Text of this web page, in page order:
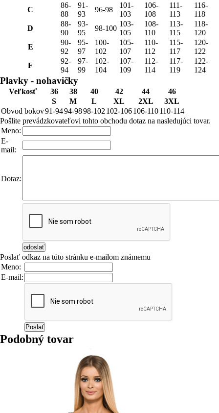
C
86-
88
91-
93
96-98
101-
103
106-
108
111-
113
116-
118
D
88-
90
93-
95
98-100
103-
105
108-
110
113-
115
118-
120
E
90-
92
95-
97
100-
102
105-
107
110-
112
115-
117
120-
122
F
92-
94
97-
99
102-
104
107-
109
112-
114
117-
119
122-
124
Plavky - nohavičky
Veľkosť 36 38 40 42 44
46
S
M L XL 2XL
3XL
Obvod bokov91-9494-9898-102 102-106106-110110-114
Pošlite prevádzkovateľovi tohto obchodu dotaz na nasledujúci tovar.
Meno:
E-
mail:
Dotaz:
Poslať odkaz na túto stránku e-mailom známemu
Meno:
E-mail:
Podobný tovar